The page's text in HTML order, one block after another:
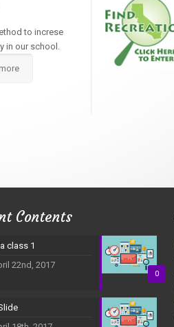
to increse
in our school.
Contents
0
class 1
22nd, 2017